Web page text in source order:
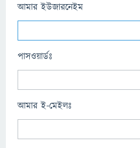
আমার ইউজারনেইম
পাসওয়ার্ডঃ
আমার ই-মেইলঃ